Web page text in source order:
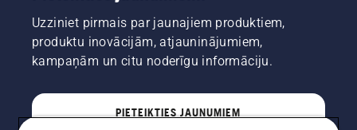
Uzziniet pirmais par jaunajiem produktiem,
produktu inovācijām, atjauninājumiem,
kampaņām un citu noderīgu informāciju.
PIETEIKTIES JAUNUMIEM